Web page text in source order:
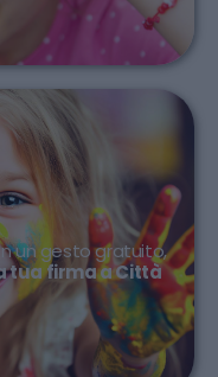
un gesto gratuito,
tua firma a Città